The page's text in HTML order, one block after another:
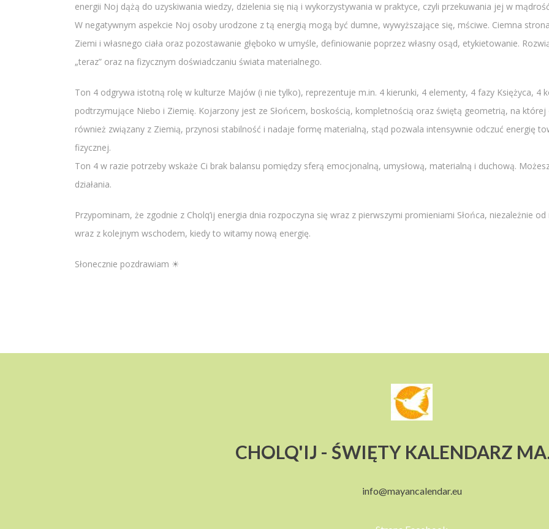
energii Noj dążą do uzyskiwania wiedzy, dzielenia się nią i wykorzystywania w praktyce, czyli przekuwania jej w
W negatywnym aspekcie Noj osoby urodzone z tą energią mogą być dumne, wywyższające się, mściwe. Ciemna
Ziemi i własnego ciała oraz pozostawanie głęboko w umyśle, definiowanie poprzez własny osąd, etykietowanie.
„teraz” oraz na fizycznym doświadczaniu świata materialnego.
Ton 4 odgrywa istotną rolę w kulturze Majów (i nie tylko), reprezentuje m.in. 4 kierunki, 4 elementy, 4 fazy Księżyca, 4
podtrzymujące Niebo i Ziemię. Kojarzony jest ze Słońcem, boskością, kompletnością oraz świętą geometrią, na
również związany z Ziemią, przynosi stabilność i nadaje formę materialną, stąd pozwala intensywnie odczuć energię
fizycznej.
Ton 4 w razie potrzeby wskaże Ci brak balansu pomiędzy sferą emocjonalną, umysłową, materialną i duchową.
działania.
Przypominam, że zgodnie z Cholq’ij energia dnia rozpoczyna się wraz z pierwszymi promieniami Słońca, niezależnie
wraz z kolejnym wschodem, kiedy to witamy nową energię.
Słonecznie pozdrawiam ☀
CHOLQ'IJ - ŚWIĘTY KALENDARZ
info@mayancalendar.eu